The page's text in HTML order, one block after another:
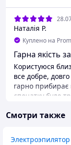
Наталія Р.
Куплено на
Гарна якість
Користуюся
все добре, довго тримає заряд,
гарно прибирає
спочатку було
Преимущества
видалення
Смотри также
Электроэпилятор